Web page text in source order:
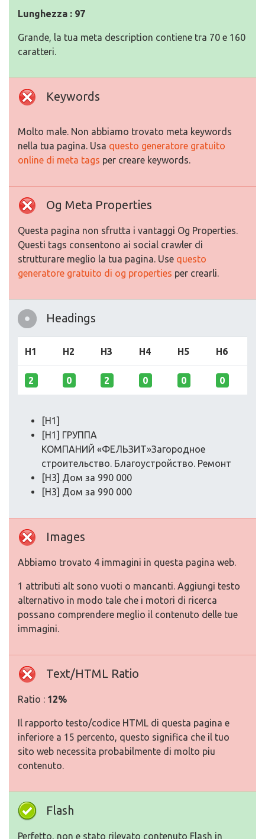
Lunghezza : 97
Grande, la tua meta description contiene tra 70 e 160
caratteri.
Keywords
Molto male. Non abbiamo trovato meta keywords
nella tua pagina. Usa questo generatore gratuito
online di meta tags per creare keywords.
Og Meta Properties
Questa pagina non sfrutta i vantaggi Og Properties.
Questi tags consentono ai social crawler di
strutturare meglio la tua pagina. Use questo
generatore gratuito di og properties per crearli.
Headings
H1 H2 H3 H4 H5 H6
2 0 2 0 0 0
[H1]
[H1] ГРУППА
КОМПАНИЙ «ФЕЛЬЗИТ»Загородное
строительство. Благоустройство. Ремонт
[H3] Дом за 990 000
[H3] Дом за 990 000
Images
Abbiamo trovato 4 immagini in questa pagina web.
1 attributi alt sono vuoti o mancanti. Aggiungi testo
alternativo in modo tale che i motori di ricerca
possano comprendere meglio il contenuto delle tue
immagini.
Text/HTML Ratio
Ratio : 12%
Il rapporto testo/codice HTML di questa pagina e
inferiore a 15 percento, questo significa che il tuo
sito web necessita probabilmente di molto piu
contenuto.
Flash
Perfetto, non e stato rilevato contenuto Flash in